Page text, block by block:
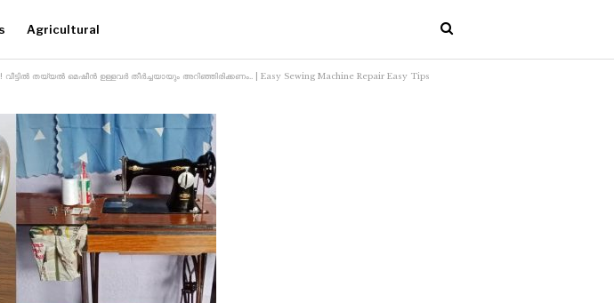
Agricultural
തയ്യൽ മെഷീൻ ഉള്ളവർ തീർച്ചയായും അറിഞ്ഞിരിക്കണം.. | Easy Sewing Machine Repair Easy Tips